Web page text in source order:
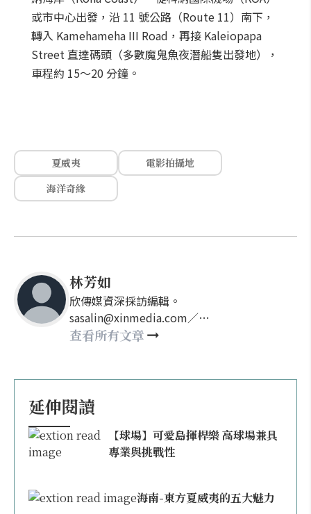
或市中心出發，沿 11 號公路（Route 11）南下，
轉入 Kamehameha III Road，再接 Kaleiopapa
Street 直達碼頭（多數魔鬼魚夜潛船隻出發地），
車程約 15～20 分鐘。
夏威夷
電影拍攝地
海洋奇緣
林芳如
欣傳媒資深採訪編輯。
sasalin@xinmedia.com／
happy21917@gmail.com
查看所有文章
延伸閱讀
【球場】可愛島揮桿樂 高球場兼具
專業與挑戰性
海南-東方夏威夷的五大魅力